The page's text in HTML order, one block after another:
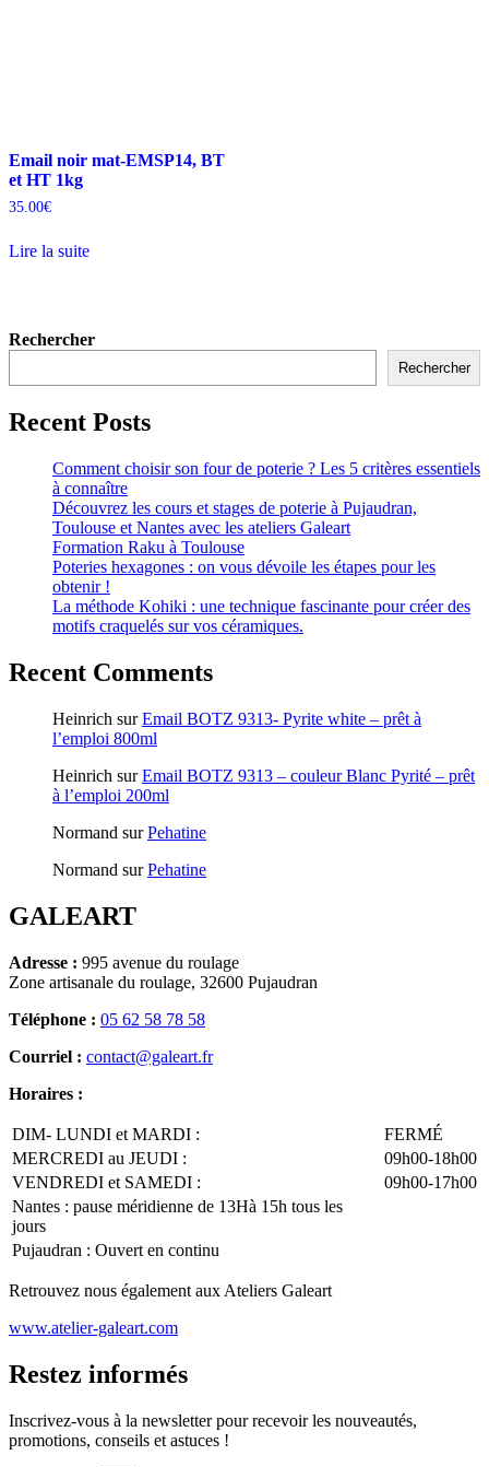
Email noir mat-EMSP14, BT
et HT 1kg
35.00€
Lire la suite
Rechercher
Rechercher
Recent Posts
Comment choisir son four de poterie ? Les 5 critères essentiels
à connaître
Découvrez les cours et stages de poterie à Pujaudran,
Toulouse et Nantes avec les ateliers Galeart
Formation Raku à Toulouse
Poteries hexagones : on vous dévoile les étapes pour les
obtenir !
La méthode Kohiki : une technique fascinante pour créer des
motifs craquelés sur vos céramiques.
Recent Comments
Heinrich surEmail BOTZ 9313- Pyrite white – prêt à
l’emploi 800ml
Heinrich surEmail BOTZ 9313 – couleur Blanc Pyrité – prêt
à l’emploi 200ml
Normand surPehatine
Normand surPehatine
GALEART
Adresse : 995 avenue du roulage
Zone artisanale du roulage, 32600 Pujaudran
Téléphone : 05 62 58 78 58
Courriel : contact@galeart.fr
Horaires :
DIM- LUNDI et MARDI :
FERMÉ
MERCREDI au JEUDI :
09h00-18h00
VENDREDI et SAMEDI :
09h00-17h00
Nantes : pause méridienne de 13Hà 15h tous les
jours
Pujaudran : Ouvert en continu
Retrouvez nous également aux Ateliers Galeart
www.atelier-galeart.com
Restez informés
Inscrivez-vous à la newsletter pour recevoir les nouveautés,
promotions, conseils et astuces !